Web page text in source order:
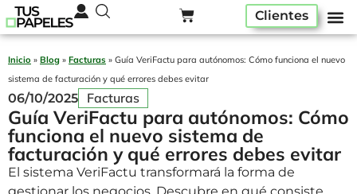
Clientes
Inicio » Blog » Facturas » Guía VeriFactu para autónomos: Cómo funciona el nuevo
sistema de facturación y qué errores debes evitar
06/10/2025 Facturas
Guía VeriFactu para autónomos: Cómo
funciona el nuevo sistema de
facturación y qué errores debes evitar
El sistema VeriFactu transformará la forma de